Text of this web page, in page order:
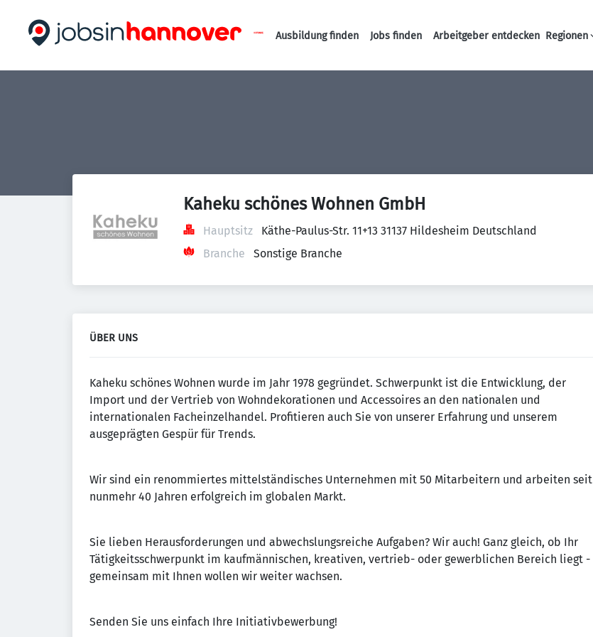
Haupt-Navigation
Ausbildung finden Jobs finden Arbeitgeber entdecken Regionen
Kaheku schönes Wohnen GmbH
Hauptsitz
Käthe-Paulus-Str. 11+13 31137 Hildesheim Deutschland
Branche
Sonstige Branche
ÜBER UNS
Kaheku schönes Wohnen wurde im Jahr 1978 gegründet. Schwerpunkt ist die Entwicklung, der
Import und der Vertrieb von Wohndekorationen und Accessoires an den nationalen und
internationalen Facheinzelhandel. Profitieren auch Sie von unserer Erfahrung und unserem
ausgeprägten Gespür für Trends.
Wir sind ein renommiertes mittelständisches Unternehmen mit 50 Mitarbeitern und arbeiten seit
nunmehr 40 Jahren erfolgreich im globalen Markt.
Sie lieben Herausforderungen und abwechslungsreiche Aufgaben? Wir auch! Ganz gleich, ob Ihr
Tätigkeitsschwerpunkt im kaufmännischen, kreativen, vertrieb- oder gewerblichen Bereich liegt -
gemeinsam mit Ihnen wollen wir weiter wachsen.
Senden Sie uns einfach Ihre Initiativbewerbung!